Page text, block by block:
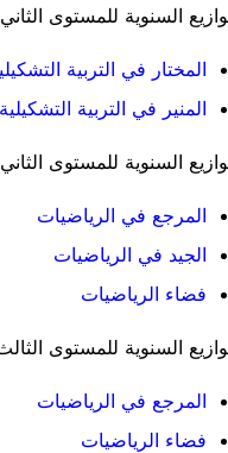
السنوية للمستوى
المختار في التربية
المنير في التربية التشكيلية
السنوية للمستوى
المرجع في الرياضيات
الجيد في الرياضيات
فضاء الرياضيات
السنوية للمستوى
المرجع في الرياضيات
فضاء الرياضيات